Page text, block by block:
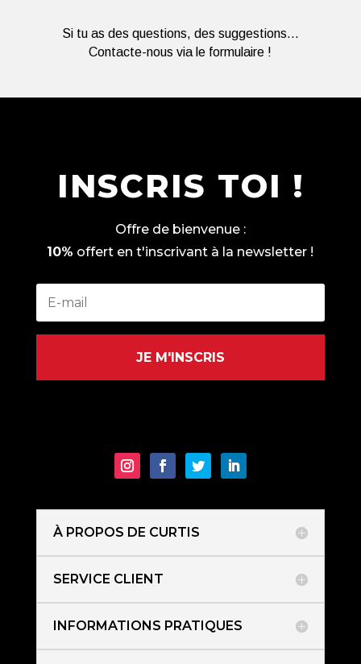
Si tu as des questions, des suggestions...
Contacte-nous via le formulaire !
INSCRIS TOI !
Offre de bienvenue :
10% offert en t'inscrivant à la newsletter !
JE M'INSCRIS
À PROPOS DE CURTIS
SERVICE CLIENT
INFORMATIONS PRATIQUES